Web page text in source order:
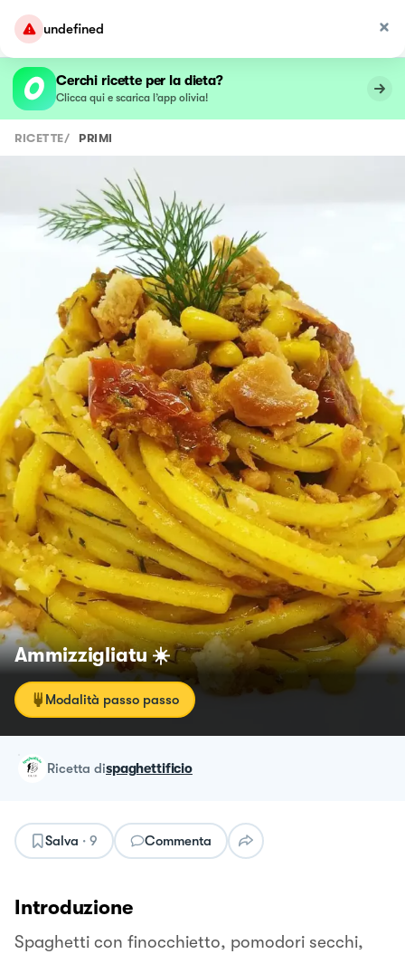
undefined
Cerchi ricette per la dieta?
Clicca qui e scarica l’app olivia!
RICETTE/ PRIMI
Ammizzigliatu ☀️
Modalità passo passo
ricetta dispaghettificio
Salva · 9 Commenta
Introduzione
Spaghetti con finocchietto, pomodori secchi,